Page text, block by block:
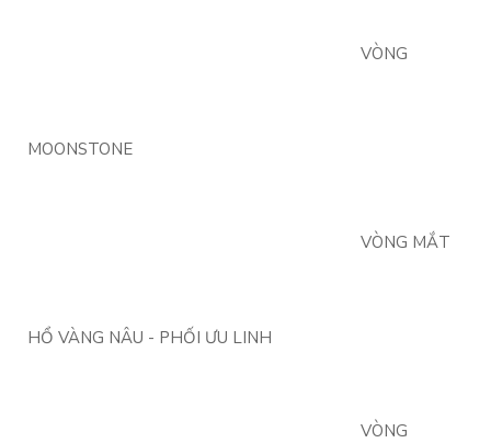
VÒNG
MOONSTONE
VÒNG MẮT
HỔ VÀNG NÂU - PHỐI ƯU LINH
VÒNG